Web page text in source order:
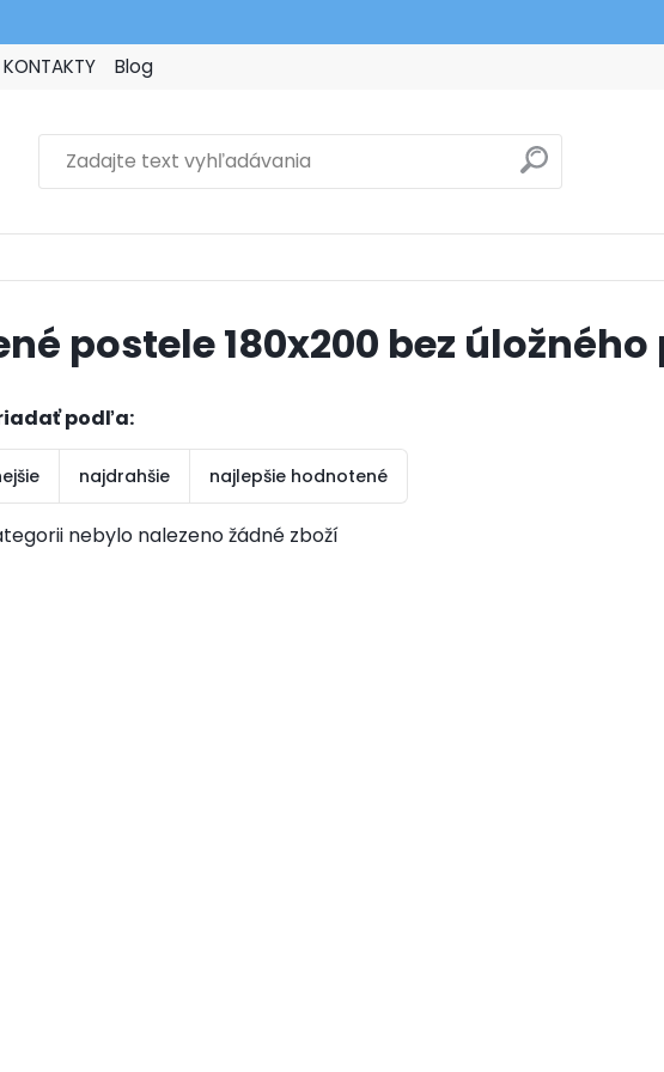
KONTAKTY Blog
postele 180x200 bez
podľa:
najdrahšie najlepšie hodnotené
nebylo nalezeno žádné zboží